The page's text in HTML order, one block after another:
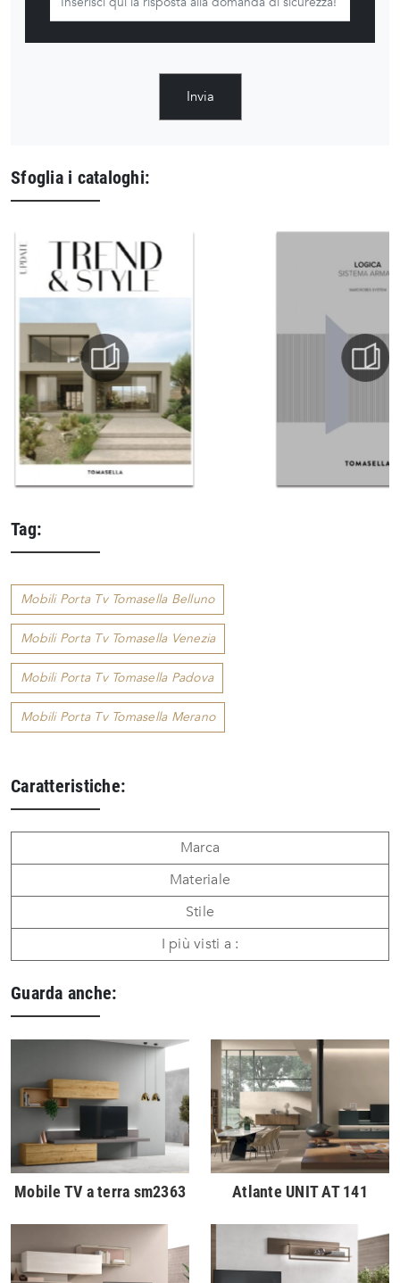
Invia
Sfoglia i cataloghi:
Tag:
Mobili Porta Tv Tomasella Belluno
Mobili Porta Tv Tomasella Venezia
Mobili Porta Tv Tomasella Padova
Mobili Porta Tv Tomasella Merano
Caratteristiche:
Marca
Materiale
Stile
I più visti a :
Guarda anche:
Mobile TV a terra sm2363 Atlante UNIT AT 141